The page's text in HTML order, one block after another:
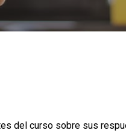
del curso sobre sus